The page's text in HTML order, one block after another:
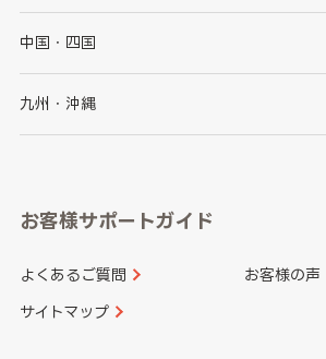
千葉県
神奈川県
石川県
山梨県
愛知県
大阪府
京都府
和歌山県
中国・四国
鳥取県
山口県
香川県 愛媛県
九州・沖縄
長崎県
大分県 宮崎県
お客様サポートガイド
よくあるご質問 お客様の声
サイトマップ